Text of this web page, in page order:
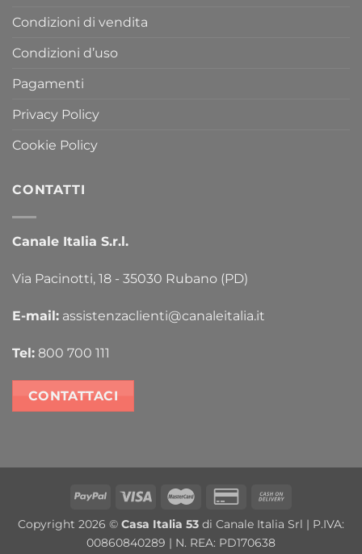
Condizioni di vendita
Condizioni d’uso
Pagamenti
Privacy Policy
Cookie Policy
CONTATTI
Canale Italia S.r.l.
Via Pacinotti, 18 - 35030 Rubano (PD)
E-mail: assistenzaclienti@canaleitalia.it
Tel: 800 700 111
CONTATTACI
PayPal Visa MasterCardCredit
2
Delivery
Copyright 2026 © Casa Italia 53 di Canale Italia Srl | P.IVA:
00860840289 | N. REA: PD170638